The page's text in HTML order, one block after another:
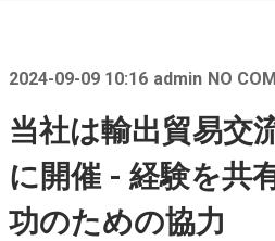
2024-09-09 10:16 admin NO
当社は輸出貿易交
に開催 - 経験を共
功のための協力